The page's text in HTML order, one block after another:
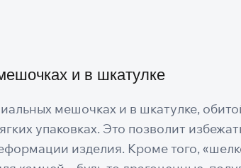
и в шкатулке
мешочках и в шкатулке,
упаковках. Это позволит
изделия. Кроме того,